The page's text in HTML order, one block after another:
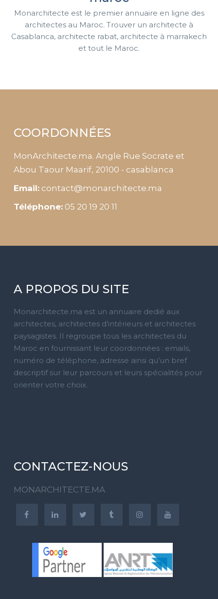
Monarchitecte est le premier annuaire en ligne des
architectes au Maroc. Trouver un architecte à
Casablanca, architecte rabat, architecte à marrakech
et tout le Maroc.
COORDONNÉES
MonArchitecte.ma. Angle Rue Socrate et
Abou Taour Maarif, 20100 - casablanca
Email:contact@monarchitecte.ma
Téléphone: 05 20 19 20 11
A PROPOS DU SITE
Monarchitecte.ma est un annuaire dedié aux
architectes, architectes d’intérieurs et architectes
paysagistes. Il regroupe tous les architectes du
Maroc en fournissant leur coordonnées : emails,
numéro de téléphone, adresse ainsi qu’un bref
descriptif sur leur parcours et leurs spécialités pour
orienter votre choix.
CONTACTEZ-NOUS
MONARCHITECTE.MA